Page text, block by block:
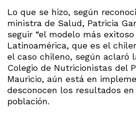
Lo que se hizo, según
ministra de Salud, Patricia
seguir “el modelo más exitoso
Latinoamérica, que es el
el caso chileno, según aclaró
Colegio de Nutricionistas del
Mauricio, aún está en
desconocen los resultados
población.